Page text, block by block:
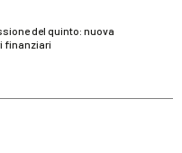
del quinto: nuova
finanziari